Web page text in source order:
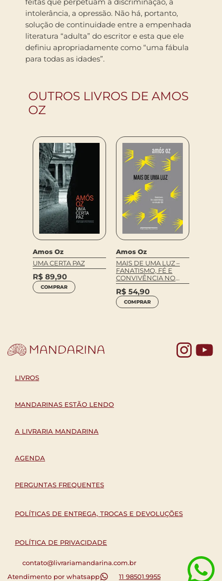
intolerância, a opressão. Não há, portanto,
solução de continuidade entre a empenhada
literatura “adulta” do escritor e esta que ele
definiu apropriadamente como “uma fábula
para todas as idades”.
OUTROS LIVROS DE AMOS
OZ
Amos Oz
UMA CERTA PAZ
R$ 89,90
COMPRAR
Amos Oz
MAIS DE UMA LUZ –
FANATISMO, FÉ E
CONVIVÊNCIA NO
SÉCULO XXI
R$ 54,90
COMPRAR
LIVROS
MANDARINAS ESTÃO LENDO
A LIVRARIA MANDARINA
AGENDA
PERGUNTAS FREQUENTES
POLÍTICAS DE ENTREGA, TROCAS E DEVOLUÇÕES
POLÍTICA DE PRIVACIDADE
contato@livrariamandarina.com.br
Atendimento por whatsapp
11 98501.9955